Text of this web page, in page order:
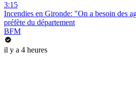
3:15
Incendies en Gironde: "On a besoin des
préfète du département
BFM
il y a 4 heures